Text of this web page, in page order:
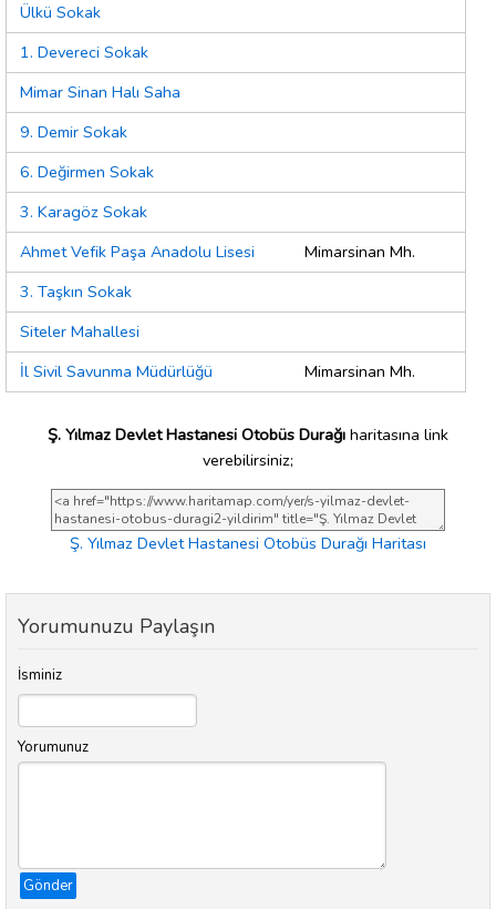
Ülkü Sokak
1. Devereci Sokak
Mimar Sinan Halı Saha
9. Demir Sokak
6. Değirmen Sokak
3. Karagöz Sokak
Ahmet Vefik Paşa Anadolu Lisesi
Mimarsinan Mh.
3. Taşkın Sokak
Siteler Mahallesi
İl Sivil Savunma Müdürlüğü
Mimarsinan Mh.
Ş. Yılmaz Devlet Hastanesi Otobüs Durağı haritasına link
verebilirsiniz;
Ş. Yılmaz Devlet Hastanesi Otobüs Durağı Haritası
Yorumunuzu Paylaşın
İsminiz
Yorumunuz
Gönder